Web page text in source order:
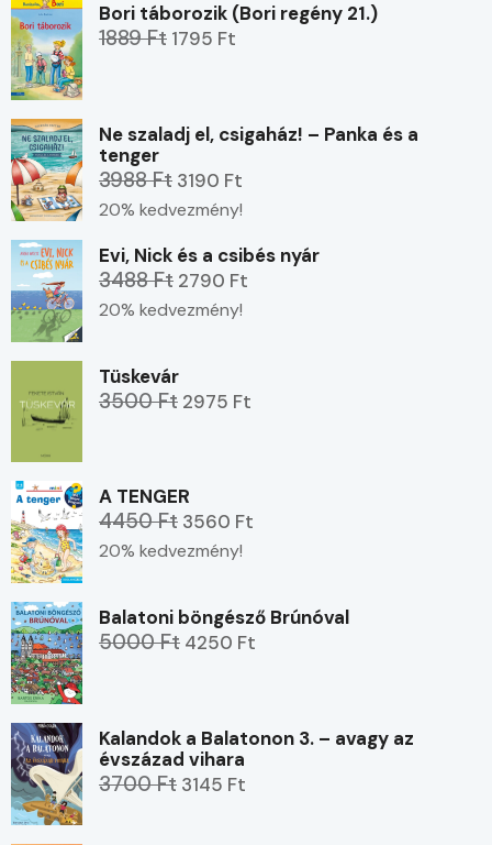
Bori táborozik (Bori regény 21.)
1889 Ft 1795 Ft
Ne szaladj el, csigaház! – Panka és a
tenger
3988 Ft 3190 Ft
20% kedvezmény!
Evi, Nick és a csibés nyár
3488 Ft 2790 Ft
20% kedvezmény!
Tüskevár
3500 Ft 2975 Ft
A TENGER
4450 Ft 3560 Ft
20% kedvezmény!
Balatoni böngésző Brúnóval
5000 Ft 4250 Ft
Kalandok a Balatonon 3. – avagy az
évszázad vihara
3700 Ft 3145 Ft